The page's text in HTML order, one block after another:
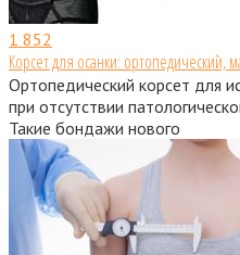
1 852
Корсет для осанки: ортопедический,
Ортопедический корсет для
при отсутствии
Такие бондажи нового